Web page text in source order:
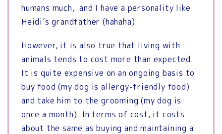
humans much, and I have a personality like
Heidi’s grandfather (hahaha).
However, it is also true that living with
animals tends to cost more than expected.
It is quite expensive on an ongoing basis to
buy food (my dog ​​is allergy-friendly food)
and take him to the grooming (my dog ​​is
once a month). In terms of cost, it costs
about the same as buying and maintaining a